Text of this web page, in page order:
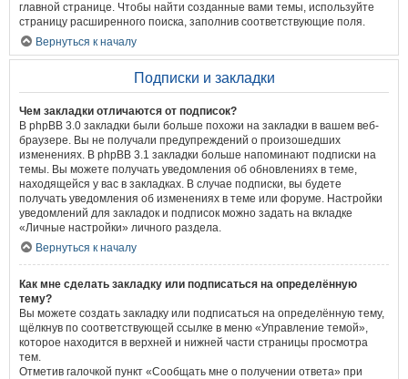
главной странице. Чтобы найти созданные вами темы, используйте
страницу расширенного поиска, заполнив соответствующие поля.
Вернуться к началу
Подписки и закладки
Чем закладки отличаются от подписок?
В phpBB 3.0 закладки были больше похожи на закладки в вашем веб-
браузере. Вы не получали предупреждений о произошедших
изменениях. В phpBB 3.1 закладки больше напоминают подписки на
темы. Вы можете получать уведомления об обновлениях в теме,
находящейся у вас в закладках. В случае подписки, вы будете
получать уведомления об изменениях в теме или форуме. Настройки
уведомлений для закладок и подписок можно задать на вкладке
«Личные настройки» личного раздела.
Вернуться к началу
Как мне сделать закладку или подписаться на определённую
тему?
Вы можете создать закладку или подписаться на определённую тему,
щёлкнув по соответствующей ссылке в меню «Управление темой»,
которое находится в верхней и нижней части страницы просмотра
тем.
Отметив галочкой пункт «Сообщать мне о получении ответа» при